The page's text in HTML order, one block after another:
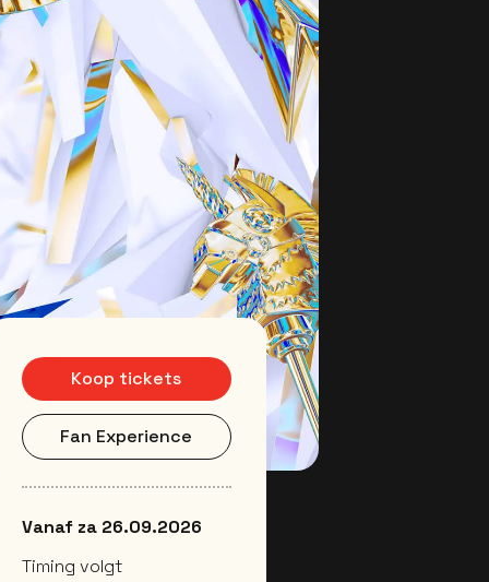
Koop tickets
Fan Experience
Vanaf za 26.09.2026
Timing volgt